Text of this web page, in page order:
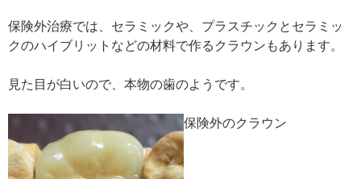
保険外治療では、セラミックや、プラスチックとセラミッ
クのハイブリットなどの材料で作るクラウンもあります。
見た目が白いので、本物の歯のようです。
保険外のクラウン